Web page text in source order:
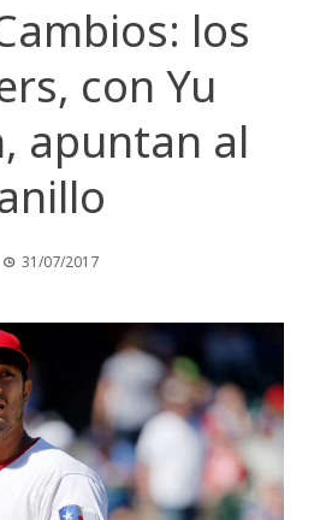
los
con Yu
apuntan al
31/07/2017